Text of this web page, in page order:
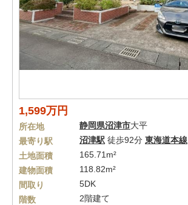
1,599万円
所在地 静岡県沼津市大平
最寄り駅
沼津駅 徒歩92分 東海道本線
土地面積
165.71m²
建物面積
118.82m²
間取り
5DK
階数
2階建て